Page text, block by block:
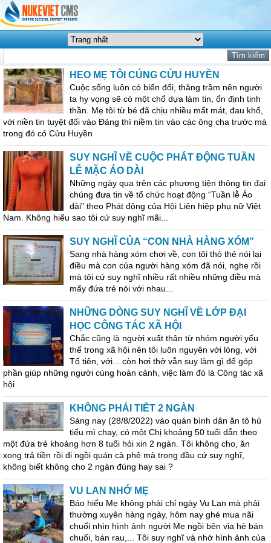
HEO MẸ TÔI CÚNG CỬU HUYỀN
Cuộc sống luôn có biến đổi, thăng trầm nên người
ta hy vọng sẽ có một chổ dựa làm tin, ổn định tinh
thần. Mẹ tôi từ bé đã chịu nhiều mất mát, đau khổ,
với niền tin tuyệt đối vào Đảng thì niềm tin vào các ông cha trước mà
trong đó có Cửu Huyền
SUY NGHĨ VỀ CUỘC PHÁT ĐỘNG TUẦN
LỄ MẶC ÁO DÀI
Những ngày qua trên các phương tiện thông tin đại
chúng đưa tin về tổ chức hoạt động “Tuần lễ Áo
dài” theo Phát động của Hội Liên hiệp phụ nữ Việt
Nam. Không hiểu sao tôi cứ suy nghĩ mãi...
SUY NGHĨ CỦA “CON NHÀ HÀNG XÓM”
Sang nhà hàng xóm chơi về, con tôi thỏ thẻ nói lại
điều mà con của người hàng xóm đã nói, nghe rồi
mà tôi cứ suy nghĩ nhiều rất nhiều những điều mà
mấy đứa trẻ nói với nhau...
NHỮNG DÒNG SUY NGHĨ VỀ LỚP ĐẠI
HỌC CÔNG TÁC XÃ HỘI
Chắc cũng là người xuất thân từ nhóm người yếu
thế trong xã hội nên tôi luôn nguyên với lòng, với
Tổ tiên, với... còn hơi thở vẫn suy làm gì để góp
phần giúp những người cùng hoàn cảnh, việc làm đó là Công tác xã
hội
KHÔNG PHẢI TIẾT 2 NGÀN
Sáng nay (28/8/2022) vào quán bình dân ăn tô hủ
tiếu mì chay, có một Chị khoảng 50 tuổi dẫn theo
một đứa trẻ khoảng hơn 8 tuổi hỏi xin 2 ngàn. Tôi không cho, ăn
xong trả tiền rồi đi ngồi quán cà phê mà trong đầu cứ suy nghĩ,
không biết không cho 2 ngàn đúng hay sai ?
VU LAN NHỚ MẸ
Báo hiếu Mẹ không phải chỉ ngày Vu Lan mà phải
thường xuyên hàng ngày, hôm nay ghé mua nãi
chuối nhìn hình ảnh người Mẹ ngồi bên vỉa hè bán
chuối, bán rau,... Tôi suy nghĩ và nhớ hình ảnh của